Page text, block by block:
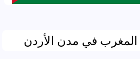
المغرب في مدن الأردن